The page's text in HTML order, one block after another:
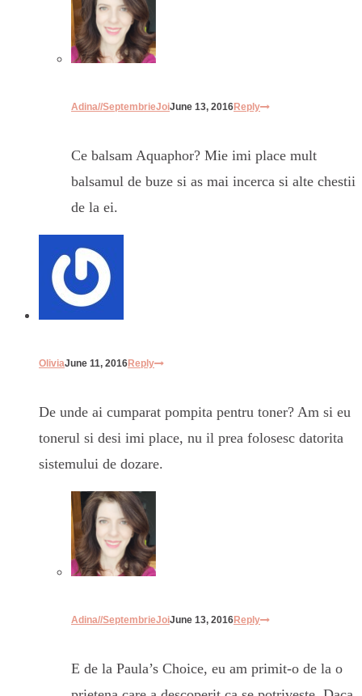
Adina//SeptembrieJoiJune 13, 2016Reply
Ce balsam Aquaphor? Mie imi place mult
balsamul de buze si as mai incerca si alte chestii
de la ei.
OliviaJune 11, 2016Reply
De unde ai cumparat pompita pentru toner? Am si eu
tonerul si desi imi place, nu il prea folosesc datorita
sistemului de dozare.
Adina//SeptembrieJoiJune 13, 2016Reply
E de la Paula’s Choice, eu am primit-o de la o